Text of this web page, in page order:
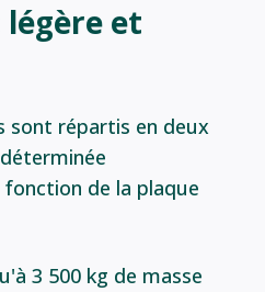
légère et
sont répartis en deux
de la plaque
3 500 kg de masse